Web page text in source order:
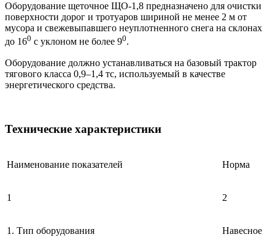
Оборудование щеточное ЩО-1,8 предназначено для очистки
поверхности дорог и тротуаров шириной не менее 2 м от
мусора и свежевыпавшего неуплотненного снега на склонах
до 160 с уклоном не более 90.
Оборудование должно устанавливаться на базовый трактор
тягового класса 0,9–1,4 тс, используемый в качестве
энергетического средства.
Технические характеристики
Наименование показателей Норма
1 2
1. Тип оборудования Навесное